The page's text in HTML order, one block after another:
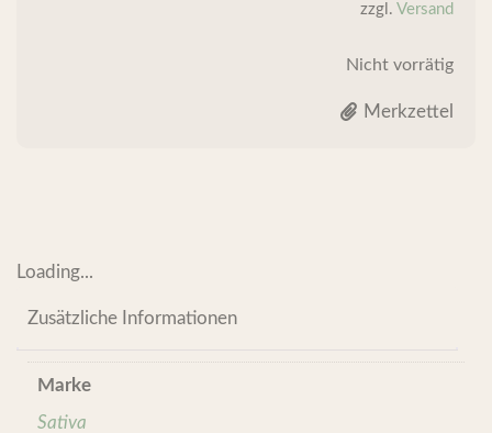
zzgl. Versand
Nicht vorrätig
Merkzettel
Loading...
Zusätzliche Informationen
Marke
Sativa